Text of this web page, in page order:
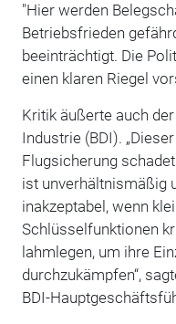
"Hier werden
Betriebsfrieden
beeinträchtigt. Die
einen klaren Riegel
Kritik äußerte auch
Industrie (BDI).
Flugsicherung
ist unverhältnismäßig
inakzeptabel, wenn
Schlüsselfunktionen
lahmlegen, um ihre
durchzukämpfen“,
BDI-